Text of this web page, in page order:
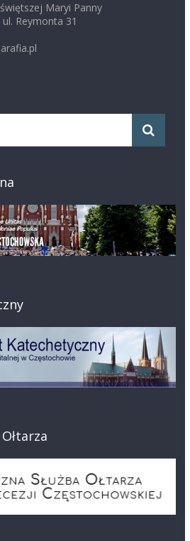
Maryi Panny
Reymonta 31